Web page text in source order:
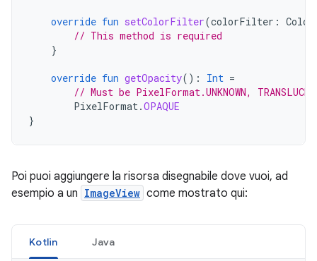
override fun setColorFilter(colorFilter :
// This method is required
}
override fun getOpacity(): Int =
// Must be PixelFormat.UNKNOWN,
PixelFormat.OPAQUE
}
Poi puoi aggiungere la risorsa disegnabile dove vuoi, ad
esempio a un ImageView come mostrato qui:
Kotlin Java